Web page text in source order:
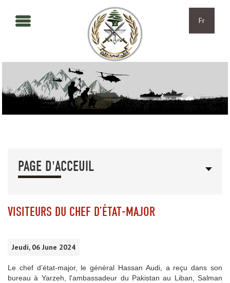
Fr
PAGE D'ACCEUIL
VISITEURS DU CHEF D’ÉTAT-MAJOR
Jeudi, 06 June 2024
Le chef d’état-major, le général Hassan Audi, a reçu dans son
bureau à Yarzeh, l'ambassadeur du Pakistan au Liban, Salman